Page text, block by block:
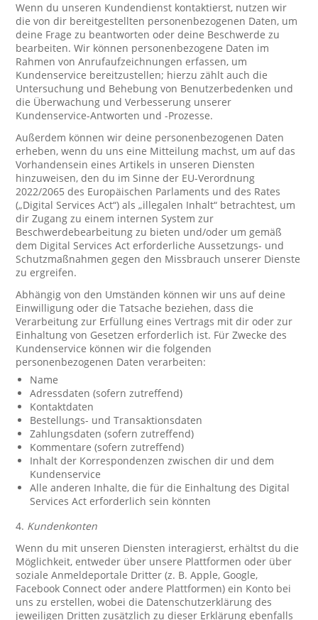
Wenn du unseren Kundendienst kontaktierst, nutzen wir
die von dir bereitgestellten personenbezogenen Daten, um
deine Frage zu beantworten oder deine Beschwerde zu
bearbeiten. Wir können personenbezogene Daten im
Rahmen von Anrufaufzeichnungen erfassen, um
Kundenservice bereitzustellen; hierzu zählt auch die
Untersuchung und Behebung von Benutzerbedenken und
die Überwachung und Verbesserung unserer
Kundenservice-Antworten und -Prozesse.
Außerdem können wir deine personenbezogenen Daten
erheben, wenn du uns eine Mitteilung machst, um auf das
Vorhandensein eines Artikels in unseren Diensten
hinzuweisen, den du im Sinne der EU-Verordnung
2022/2065 des Europäischen Parlaments und des Rates
(„Digital Services Act“) als „illegalen Inhalt“ betrachtest, um
dir Zugang zu einem internen System zur
Beschwerdebearbeitung zu bieten und/oder um gemäß
dem Digital Services Act erforderliche Aussetzungs- und
Schutzmaßnahmen gegen den Missbrauch unserer Dienste
zu ergreifen.
Abhängig von den Umständen können wir uns auf deine
Einwilligung oder die Tatsache beziehen, dass die
Verarbeitung zur Erfüllung eines Vertrags mit dir oder zur
Einhaltung von Gesetzen erforderlich ist. Für Zwecke des
Kundenservice können wir die folgenden
personenbezogenen Daten verarbeiten:
Name
Adressdaten (sofern zutreffend)
Kontaktdaten
Bestellungs- und Transaktionsdaten
Zahlungsdaten (sofern zutreffend)
Kommentare (sofern zutreffend)
Inhalt der Korrespondenzen zwischen dir und dem
Kundenservice
Alle anderen Inhalte, die für die Einhaltung des Digital
Services Act erforderlich sein könnten
4. Kundenkonten
Wenn du mit unseren Diensten interagierst, erhältst du die
Möglichkeit, entweder über unsere Plattformen oder über
soziale Anmeldeportale Dritter (z. B. Apple, Google,
Facebook Connect oder andere Plattformen) ein Konto bei
uns zu erstellen, wobei die Datenschutzerklärung des
jeweiligen Dritten zusätzlich zu dieser Erklärung ebenfalls